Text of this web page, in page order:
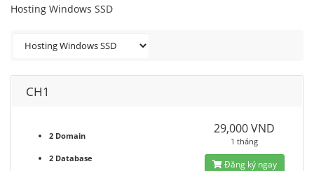
Hosting Windows SSD
CH1
2 Domain
2 Database
29,000 VND
1 tháng
Đăng ký ngay